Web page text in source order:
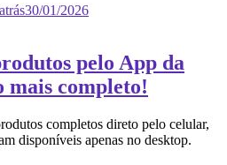
30/01/2026
pelo App da
completo!
completos direto pelo celular,
disponíveis apenas no desktop.